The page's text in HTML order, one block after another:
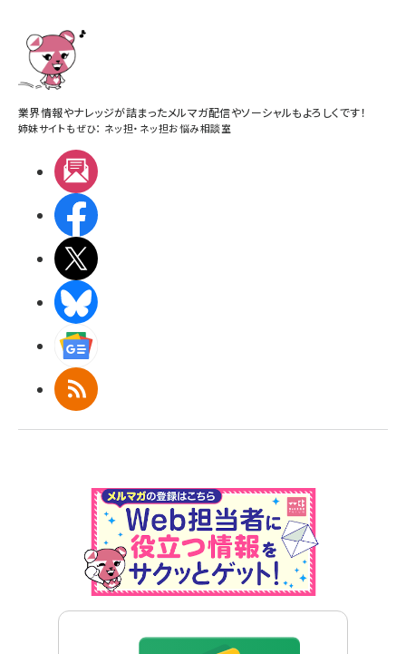
業界情報やナレッジが詰まったメルマガ配信やソーシャルもよろしくです！
姉妹サイトもぜひ： ネッ担・ ネッ担お悩み相談室
RSS